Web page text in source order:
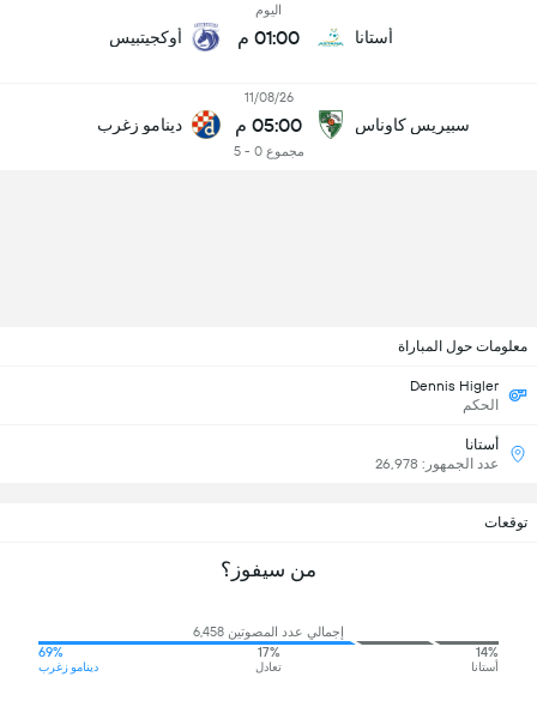
أستانا
اليوم
01:00 م أوكجيتبيس
سبيريس كاوناس
11/08/26
05:00 م
مجموع 0 - 5
دينامو زغرب
معلومات حول المباراة
Dennis Higler
الحكم
أستانا
عدد الجمهور: 26,978
توقعات
من سيفوز؟
إجمالي عدد المصوتين 6,458
14%
أستانا
17%
تعادل
69%
دينامو زغرب